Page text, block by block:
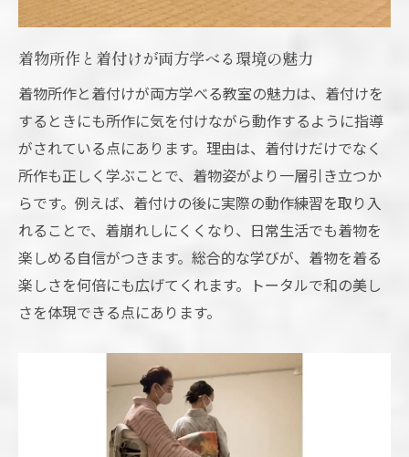
着物所作と着付けが両方学べる環境の魅力
着物所作と着付けが両方学べる教室の魅力は、着付けを
するときにも所作に気を付けながら動作するように指導
がされている点にあります。理由は、着付けだけでなく
所作も正しく学ぶことで、着物姿がより一層引き立つか
らです。例えば、着付けの後に実際の動作練習を取り入
れることで、着崩れしにくくなり、日常生活でも着物を
楽しめる自信がつきます。総合的な学びが、着物を着る
楽しさを何倍にも広げてくれます。トータルで和の美し
さを体現できる点にあります。